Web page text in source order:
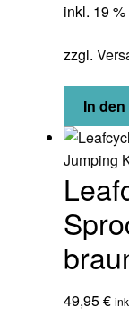
inkl. 19
zzgl.
In
49,95€